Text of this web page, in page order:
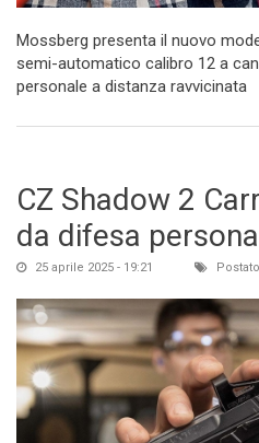
Mossberg presenta il nuovo
semi-automatico calibro 12 a
personale a distanza ravvicinata
CZ Shadow 2
da difesa
25 aprile 2025 - 19:21